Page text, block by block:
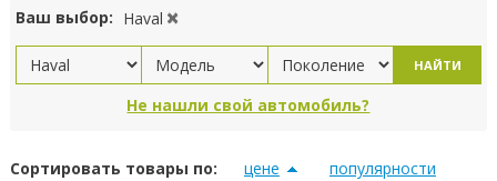
Ваш выбор: Haval
НАЙТИ
Не нашли свой автомобиль?
Сортировать товары по: цене популярности